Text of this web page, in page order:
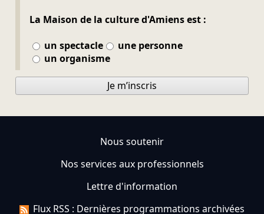
La Maison de la culture d'Amiens est :
un spectacle
une personne
un organisme
Je m’inscris
Nous soutenir
Nos services aux professionnels
Lettre d'information
Flux RSS : Dernières programmations archivées